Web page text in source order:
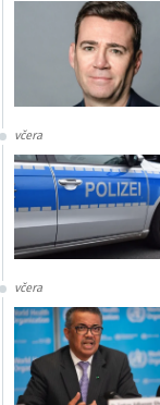
včera
včera